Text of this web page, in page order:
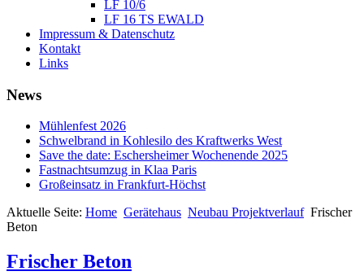
LF 10/6
LF 16 TS EWALD
Impressum & Datenschutz
Kontakt
Links
News
Mühlenfest 2026
Schwelbrand in Kohlesilo des Kraftwerks West
Save the date: Eschersheimer Wochenende 2025
Fastnachtsumzug in Klaa Paris
Großeinsatz in Frankfurt-Höchst
Aktuelle Seite: Home Gerätehaus Neubau Projektverlauf Frischer
Beton
Frischer Beton